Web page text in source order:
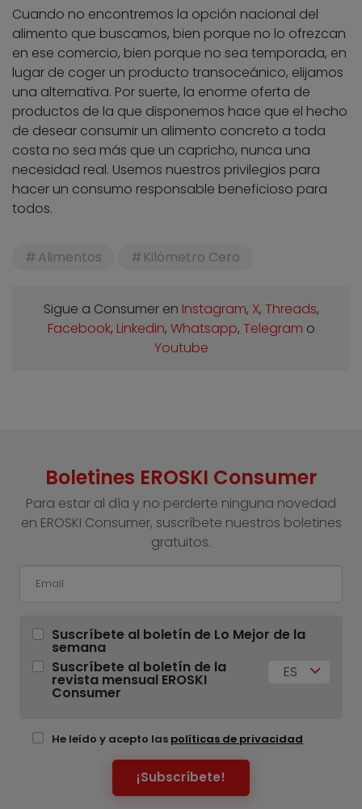
Cuando no encontremos la opción nacional del
alimento que buscamos, bien porque no lo ofrezcan
en ese comercio, bien porque no sea temporada, en
lugar de coger un producto transoceánico, elijamos
una alternativa. Por suerte, la enorme oferta de
productos de la que disponemos hace que el hecho
de desear consumir un alimento concreto a toda
costa no sea más que un capricho, nunca una
necesidad real. Usemos nuestros privilegios para
hacer un consumo responsable beneficioso para
todos.
Alimentos Kilómetro Cero
Sigue a Consumer en Instagram, X, Threads,
Facebook, Linkedin, Whatsapp, Telegram o
Youtube
Boletines EROSKI Consumer
Para estar al día y no perderte ninguna novedad
en EROSKI Consumer, suscríbete nuestros boletines
gratuitos.
Suscríbete al boletín de Lo Mejor de la
semana
Suscríbete al boletín de la
revista mensual EROSKI
Consumer
ES
He leído y acepto las políticas de privacidad
¡Subscríbete!